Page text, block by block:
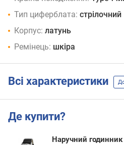
Тип циферблата: стрілочний
Корпус: латунь
Ремінець: шкіра
Всі характеристики
Де купити?
Наручний